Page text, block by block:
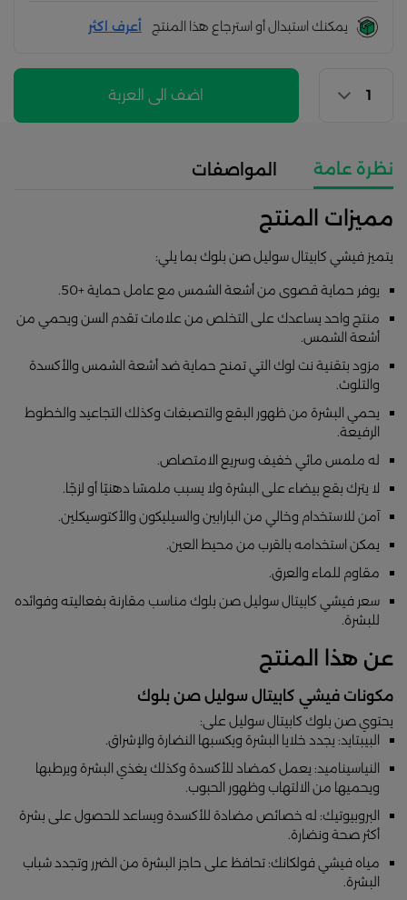
يمكنك استبدال أو استرجاع هذا المنتج أعرف اكثر
اضف الى العربة
نظرة عامة المواصفات
مميزات المنتج
يتميز فيشي كابيتال سوليل صن بلوك بما يلي:
يوفر حماية قصوى من أشعة الشمس مع عامل حماية +50.
منتج واحد يساعدك على التخلص من علامات تقدم السن ويحمي من
أشعة الشمس.
مزود بتقنية نت لوك التي تمنح حماية ضد أشعة الشمس والأكسدة
والتلوث.
يحمي البشرة من ظهور البقع والتصبغات وكذلك التجاعيد والخطوط
الرفيعة.
له ملمس مائي خفيف وسريع الامتصاص.
لا يترك بقع بيضاء على البشرة ولا يسبب ملمسًا دهنيًا أو لزجًا.
آمن للاستخدام وخالي من البارابين والسيليكون والأكتوسيكلين.
يمكن استخدامه بالقرب من محيط العين.
مقاوم للماء والعرق.
سعر فيشي كابيتال سوليل صن بلوك مناسب مقارنة بفعاليته وفوائده
للبشرة.
عن هذا المنتج
مكونات فيشي كابيتال سوليل صن بلوك
يحتوي صن بلوك كابيتال سوليل على:
البيبتايد: يجدد خلايا البشرة ويكسبها النضارة والإشراق.
النياسيناميد: يعمل كمضاد للأكسدة وكذلك يغذي البشرة ويرطبها
ويحميها من الالتهاب وظهور الحبوب.
البروبيوتيك: له خصائص مضادة للأكسدة ويساعد للحصول على بشرة
أكثر صحة ونضارة.
مياه فيشي فولكانك: تحافظ على حاجز البشرة من الضرر وتجدد شباب
البشرة.